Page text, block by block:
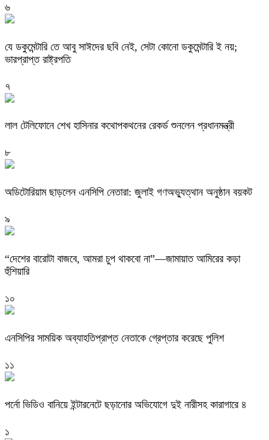
৬
যে ডকুমেন্টারি তে আবু সাঈদের ছবি নেই, সেটা কোনো ডকুমেন্টারি ই নয়;
ভারপ্রাপ্ত রাষ্ট্রপতি
৭
লাল টেলিফোনে শেখ হাসিনার কথোপকথনের রেকর্ড শুনলেন প্রধানমন্ত্রী
৮
অডিটোরিয়াম ছাড়লেন এনসিপি নেতারা: জুলাই গণঅভ্যুত্থান অনুষ্ঠান বয়কট
৯
“দেশের বারোটা বাজবে, আমরা চুপ থাকবো না”—জামায়াত আমিরের কড়া
হুঁশিয়ারি
১০
এনসিপির সাময়িক অব্যাহতিপ্রাপ্ত নেতাকে গ্রেপ্তার করেছে পুলিশ
১১
পর্নো ভিডিও বানিয়ে ইন্টারনেটে ছড়ানোর অভিযোগে দুই নারীসহ কারাগারে ৪
১